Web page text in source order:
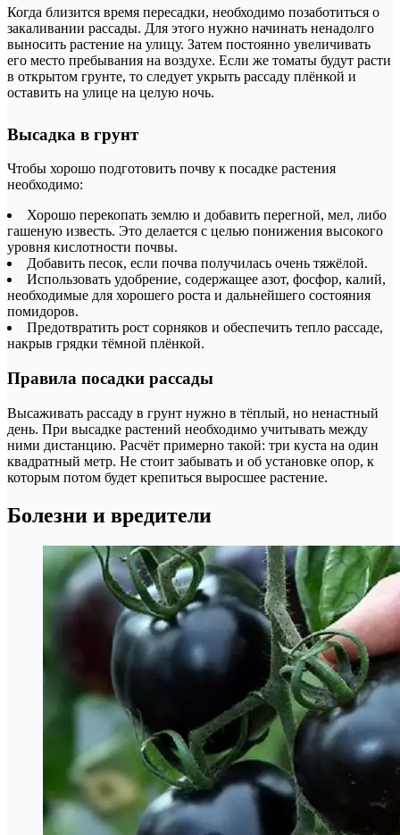
Когда близится время пересадки, необходимо позаботиться о
закаливании рассады. Для этого нужно начинать ненадолго
выносить растение на улицу. Затем постоянно увеличивать
его место пребывания на воздухе. Если же томаты будут расти
в открытом грунте, то следует укрыть рассаду плёнкой и
оставить на улице на целую ночь.
Высадка в грунт
Чтобы хорошо подготовить почву к посадке растения
необходимо:
Хорошо перекопать землю и добавить перегной, мел, либо
гашеную известь. Это делается с целью понижения высокого
уровня кислотности почвы.
Добавить песок, если почва получилась очень тяжёлой.
Использовать удобрение, содержащее азот, фосфор, калий,
необходимые для хорошего роста и дальнейшего состояния
помидоров.
Предотвратить рост сорняков и обеспечить тепло рассаде,
накрыв грядки тёмной плёнкой.
Правила посадки рассады
Высаживать рассаду в грунт нужно в тёплый, но ненастный
день. При высадке растений необходимо учитывать между
ними дистанцию. Расчёт примерно такой: три куста на один
квадратный метр. Не стоит забывать и об установке опор, к
которым потом будет крепиться выросшее растение.
Болезни и вредители